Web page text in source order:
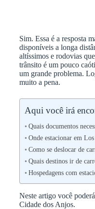
Sim. Essa é a resposta
disponíveis a longa
altíssimos e rodovias
trânsito é um pouco
um grande problema.
muito a pena.
Aqui você irá
Quais documentos
Onde estacionar em
Como se deslocar de
Quais destinos ir de
Hospedagens com
Neste artigo você
Cidade dos Anjos.